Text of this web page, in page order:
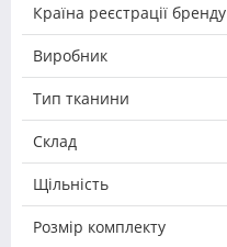
Країна реєстрації бренду
Виробник
Тип тканини
Склад
Щільність
Розмір комплекту